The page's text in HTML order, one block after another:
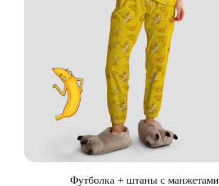
Футболка + штаны с манжетами